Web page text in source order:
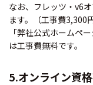
なお、フレッツ・v6
ます。（工事費3,300円
「弊社公式ホームペ
は工事費無料です。
5.オンライン資